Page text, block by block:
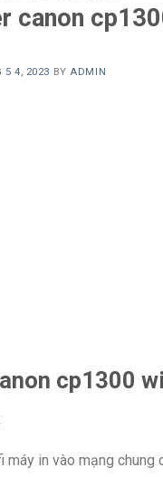
canon
5 4, 2023 BYADMIN
cp1300
máy in vào mạng chung